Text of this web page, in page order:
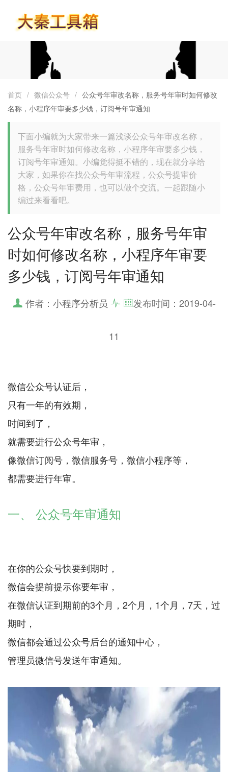
首页 / 微信公众号 / 公众号年审改名称，服务号年审时如何修改
名称，小程序年审要多少钱，订阅号年审通知
下面小编就为大家带来一篇浅谈公众号年审改名称，
服务号年审时如何修改名称，小程序年审要多少钱，
订阅号年审通知。小编觉得挺不错的，现在就分享给
大家，如果你在找公众号年审流程，公众号提审价
格，公众号年审费用，也可以做个交流。一起跟随小
编过来看看吧。
公众号年审改名称，服务号年审
时如何修改名称，小程序年审要
多少钱，订阅号年审通知
作者：小程序分析员 发布时间： 2019-04-
11
微信公众号认证后，
只有一年的有效期，
时间到了，
就需要进行公众号年审，
像微信订阅号，微信服务号，微信小程序等，
都需要进行年审。
一、 公众号年审通知
在你的公众号快要到期时，
微信会提前提示你要年审，
在微信认证到期前的3个月，2个月，1个月，7天，过
期时，
微信都会通过公众号后台的通知中心，
管理员微信号发送年审通知。